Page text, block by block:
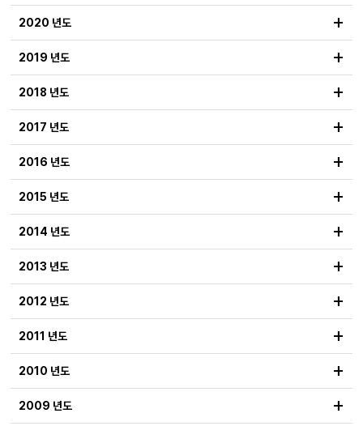
2020 년도 +
2019 년도 +
2018 년도 +
2017 년도 +
2016 년도 +
2015 년도 +
2014 년도 +
2013 년도 +
2012 년도 +
2011 년도 +
2010 년도 +
2009 년도 +